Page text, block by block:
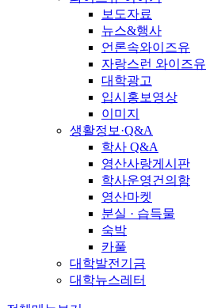
보도자료
뉴스&행사
언론속와이즈유
자랑스런 와이즈유
대학광고
입시홍보영상
이미지
생활정보·Q&A
학사 Q&A
영산사랑게시판
학사운영건의함
영산마켓
분실 · 습득물
숙박
카풀
대학발전기금
대학뉴스레터